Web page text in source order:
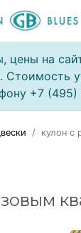
цены на
+7 (495)
кулон с